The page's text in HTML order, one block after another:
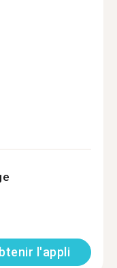
l'appli